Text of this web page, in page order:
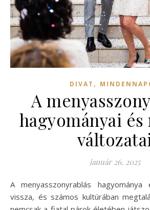
DIVAT ,
A
hagyományai
január 26, 2025
A menyasszonyrablás hagyománya évezredekre nyúlik
vissza, és számos kultúrában